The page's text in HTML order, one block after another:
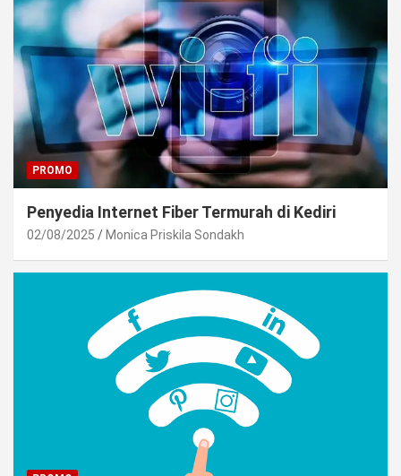
PROMO
Penyedia Internet Fiber Termurah di Kediri
02/08/2025 Monica Priskila Sondakh